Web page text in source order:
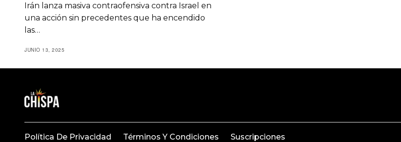
Irán lanza masiva contraofensiva contra Israel en
una acción sin precedentes que ha encendido
las…
JUNIO 13, 2025
Política De Privacidad Términos Y Condiciones Suscripciones